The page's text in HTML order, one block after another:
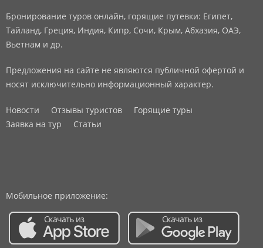
Бронирование туров онлайн, горящие путевки: Египет,
Тайланд, Греция, Индия, Кипр, Сочи, Крым, Абхазия, ОАЭ,
Вьетнам и др.
Предложения на сайте не являются публичной офертой и
носят исключительно информационный характер.
Новости Отзывы туристов
Горящие туры
Заявка на тур
Статьи
Мобильное приложение: